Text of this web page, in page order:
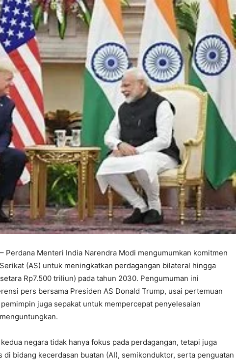
Perdana Menteri India Narendra Modi mengumumkan komitmen
(AS) untuk meningkatkan perdagangan bilateral hingga
Rp7.500 triliun) pada tahun 2030. Pengumuman ini
pers bersama Presiden AS Donald Trump, usai pertemuan
juga sepakat untuk mempercepat penyelesaian
negara tidak hanya fokus pada perdagangan, tetapi juga
bidang kecerdasan buatan (AI), semikonduktor, serta penguatan